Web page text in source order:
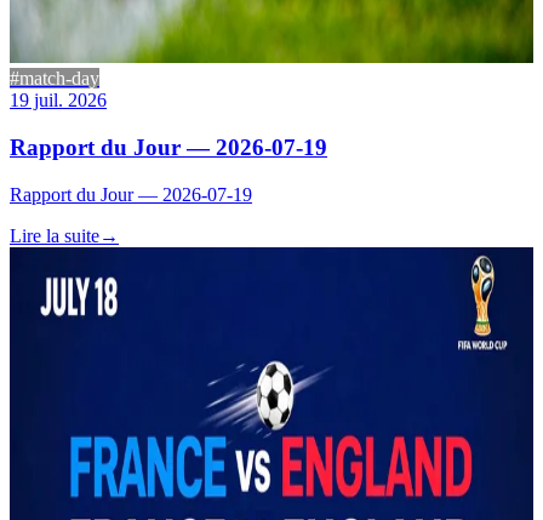
#match-day
19 juil. 2026
Rapport du Jour — 2026-07-19
Rapport du Jour — 2026-07-19
Lire la suite→